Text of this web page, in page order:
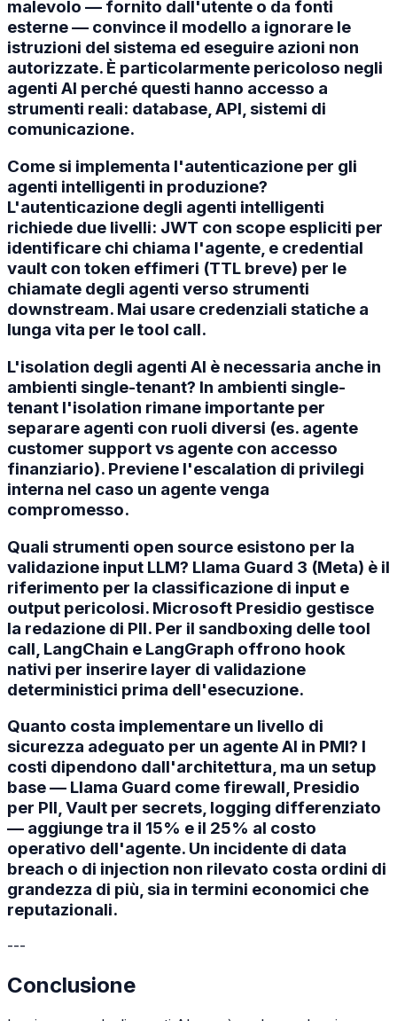
malevolo — fornito dall'utente o da fonti
esterne — convince il modello a ignorare le
istruzioni del sistema ed eseguire azioni non
autorizzate. È particolarmente pericoloso negli
agenti AI perché questi hanno accesso a
strumenti reali: database, API, sistemi di
comunicazione.
Come si implementa l'autenticazione per gli
agenti intelligenti in produzione?
L'autenticazione degli agenti intelligenti
richiede due livelli: JWT con scope espliciti per
identificare chi chiama l'agente, e credential
vault con token effimeri (TTL breve) per le
chiamate degli agenti verso strumenti
downstream. Mai usare credenziali statiche a
lunga vita per le tool call.
L'isolation degli agenti AI è necessaria anche in
ambienti single-tenant? In ambienti single-
tenant l'isolation rimane importante per
separare agenti con ruoli diversi (es. agente
customer support vs agente con accesso
finanziario). Previene l'escalation di privilegi
interna nel caso un agente venga
compromesso.
Quali strumenti open source esistono per la
validazione input LLM? Llama Guard 3 (Meta) è il
riferimento per la classificazione di input e
output pericolosi. Microsoft Presidio gestisce
la redazione di PII. Per il sandboxing delle tool
call, LangChain e LangGraph offrono hook
nativi per inserire layer di validazione
deterministici prima dell'esecuzione.
Quanto costa implementare un livello di
sicurezza adeguato per un agente AI in PMI? I
costi dipendono dall'architettura, ma un setup
base — Llama Guard come firewall, Presidio
per PII, Vault per secrets, logging differenziato
— aggiunge tra il 15% e il 25% al costo
operativo dell'agente. Un incidente di data
breach o di injection non rilevato costa ordini di
grandezza di più, sia in termini economici che
reputazionali.
---
Conclusione